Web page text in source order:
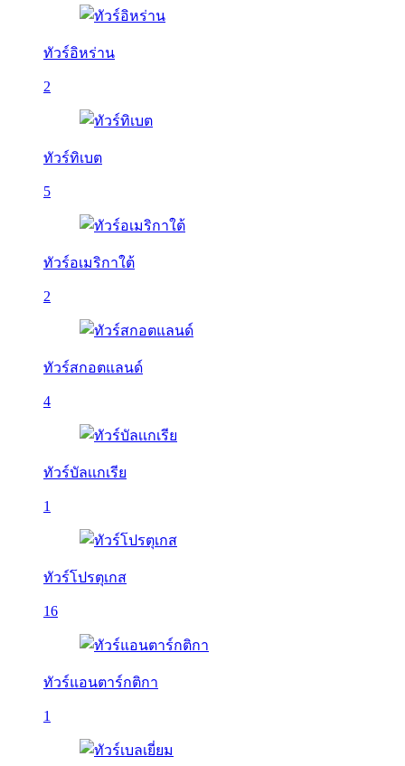
ทัวร์อิหร่าน
2
ทัวร์ทิเบต
5
ทัวร์อเมริกาใต้
2
ทัวร์สกอตแลนด์
4
ทัวร์บัลเเกเรีย
1
ทัวร์โปรตุเกส
16
ทัวร์แอนตาร์กติกา
1